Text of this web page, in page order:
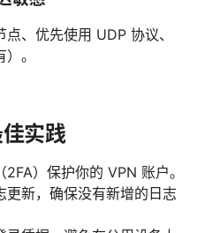
、优先使用 UDP 协议、
。
实践
）保护你的 VPN 账户。
更新，确保没有新增的日志